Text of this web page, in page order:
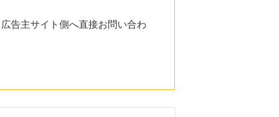
告主サイト側へ直接お問い合わ